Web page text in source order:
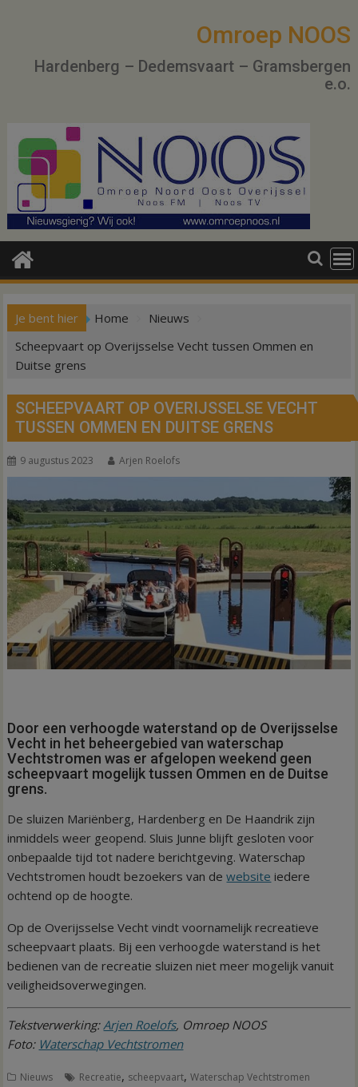
Omroep NOOS
Hardenberg – Dedemsvaart – Gramsbergen
e.o.
Je bent hier Home
Nieuws
Scheepvaart op Overijsselse Vecht tussen Ommen en
Duitse grens
SCHEEPVAART OP OVERIJSSELSE VECHT
TUSSEN OMMEN EN DUITSE GRENS
9 augustus 2023 Arjen Roelofs
Door een verhoogde waterstand op de Overijsselse
Vecht in het beheergebied van waterschap
Vechtstromen was er afgelopen weekend geen
scheepvaart mogelijk tussen Ommen en de Duitse
grens.
De sluizen Mariënberg, Hardenberg en De Haandrik zijn
inmiddels weer geopend. Sluis Junne blijft gesloten voor
onbepaalde tijd tot nadere berichtgeving. Waterschap
Vechtstromen houdt bezoekers van dewebsite iedere
ochtend op de hoogte.
Op de Overijsselse Vecht vindt voornamelijk recreatieve
scheepvaart plaats. Bij een verhoogde waterstand is het
bedienen van de recreatie sluizen niet meer mogelijk vanuit
veiligheidsoverwegingen.
Tekstverwerking: Arjen Roelofs, Omroep NOOS
Foto: Waterschap Vechtstromen
Nieuws Recreatie, scheepvaart,Waterschap Vechtstromen